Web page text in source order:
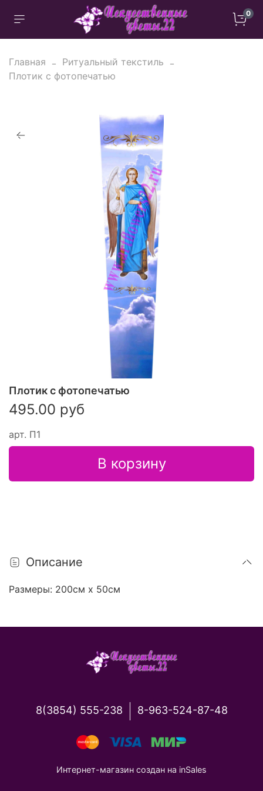
0
Главная
Ритуальный текстиль
Плотик с фотопечатью
арт. П1
Плотик с фотопечатью
495.00 руб
В корзину
Описание
Размеры: 200см х 50см
8(3854) 555-238 8-963-524-87-48
Интернет-магазин создан на inSales